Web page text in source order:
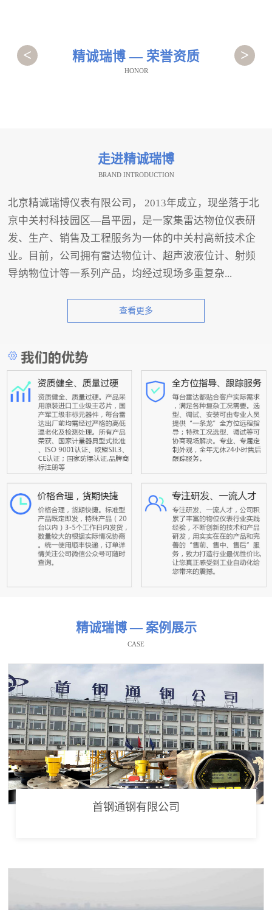
精诚瑞博 — 荣誉资质
HONOR
< >
走进精诚瑞博
BRAND INTRODUCTION
北京精诚瑞博仪表有限公司， 2013年成立，现坐落于北
京中关村科技园区—昌平园，是一家集雷达物位仪表研
发、生产、销售及工程服务为一体的中关村高新技术企
业。目前，公司拥有雷达物位计、超声波液位计、射频
导纳物位计等一系列产品，均经过现场多重复杂...
查看更多
精诚瑞博 — 案例展示
CASE
首钢通钢有限公司